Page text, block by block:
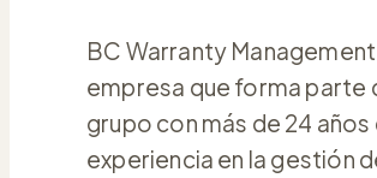
BC Warranty Management
empresa que forma parte
grupo con más de 24 años
experiencia en la gestión